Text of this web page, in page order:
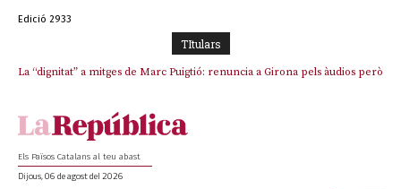
Edició 2933
TItulars
La “dignitat” a mitges de Marc Puigtió: renuncia a Girona pels àudios però
Els Països Catalans al teu abast
Dijous, 06 de agost del 2026